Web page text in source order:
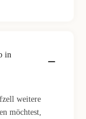
in
weitere
möchtest,